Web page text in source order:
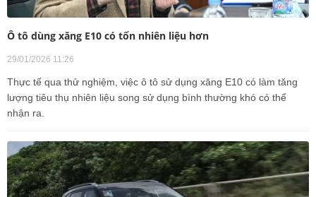
Ô tô dùng xăng E10 có tốn nhiên liệu hơn
29/01/2026 11:26
Thực tế qua thử nghiệm, việc ô tô sử dụng xăng E10 có làm tăng
lượng tiêu thụ nhiên liệu song sử dụng bình thường khó có thể
nhận ra.